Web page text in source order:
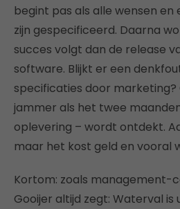
begint pas als alle wensen en
zijn gespecificeerd. Daarna
succes volgt dan de release
software. Blijkt er een
specificaties door marketing?
jammer als het twee
oplevering – wordt ontdekt.
maar het kost geld en vooral
Kortom: zoals management-
Gooijer altijd zegt: Waterval is